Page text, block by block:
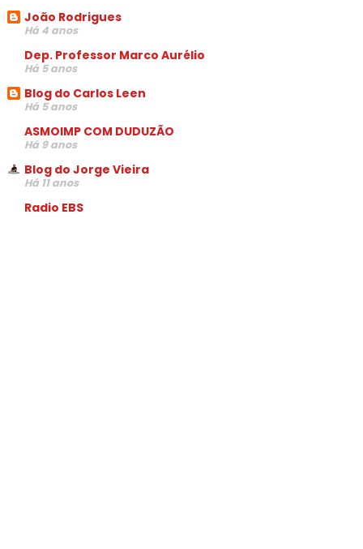
João Rodrigues
Há 4 anos
Dep. Professor Marco Aurélio
Há 5 anos
Blog do Carlos Leen
Há 5 anos
ASMOIMP COM DUDUZÃO
Há 9 anos
Blog do Jorge Vieira
Há 11 anos
Radio EBS